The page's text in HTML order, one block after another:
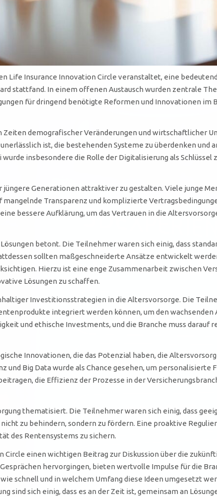
Life Insurance Innovation Circle veranstaltet, eine
stattfand. In einem offenen Austausch wurden zentrale
für dringend benötigte Reformen und Innovationen im
Zeiten demografischer Veränderungen und wirtschaftlicher
ist, die bestehenden Systeme zu überdenken und
insbesondere die Rolle der Digitalisierung als Schlüssel
Generationen attraktiver zu gestalten. Viele junge
Transparenz und komplizierte
bessere Aufklärung, um das Vertrauen in die
betont. Die Teilnehmer waren sich einig, dass
sollten maßgeschneiderte Ansätze entwickelt
Hierzu ist eine enge Zusammenarbeit zwischen
Lösungen zu schaffen.
Investitionsstrategien in die Altersvorsorge. Die
integriert werden können, um den wachsenden
und ethische Investments, und die Branche muss darauf
Innovationen, die das Potenzial haben, die
Big Data wurde als Chance gesehen, um personalisierte
die Effizienz der Prozesse in der
thematisiert. Die Teilnehmer waren sich einig, dass
zu behindern, sondern zu fördern. Eine proaktive
des Rentensystems zu sichern.
einen wichtigen Beitrag zur Diskussion über die
hervorgingen, bieten wertvolle Impulse für die
schnell und in welchem Umfang diese Ideen umgesetzt
sich einig, dass es an der Zeit ist, gemeinsam an